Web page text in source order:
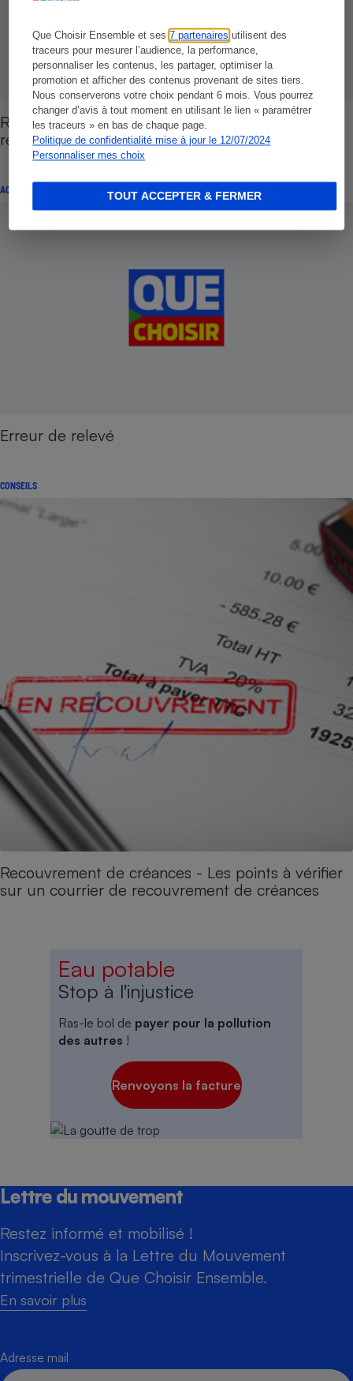
Que Choisir Ensemble et ses7 partenaires utilisent des
traceurs pour mesurer l’audience, la performance,
personnaliser les contenus, les partager, optimiser la
promotion et afficher des contenus provenant de sites tiers.
Nous conserverons votre choix pendant 6 mois. Vous pourrez
changer d’avis à tout moment en utilisant le lien « paramétrer
les traceurs » en bas de chaque page.
Politique de confidentialité mise à jour le 12/07/2024
Personnaliser mes choix
TOUT ACCEPTER & FERMER
Recouvrement de créances - Qui peut faire du
recouvrement amiable de créances ?
ACTION LOCALE QUE CHOISIR ENSEMBLE
Erreur de relevé
CONSEILS
Recouvrement de créances - Les points à vérifier
sur un courrier de recouvrement de créances
Eau potable
Stop à l'injustice
Ras-le bol de payer pour la pollution
des autres !
Renvoyons la facture
Lettre du mouvement
Restez informé et mobilisé !
Inscrivez-vous à la Lettre du Mouvement
trimestrielle de Que Choisir Ensemble.
En savoir plus
Adresse mail